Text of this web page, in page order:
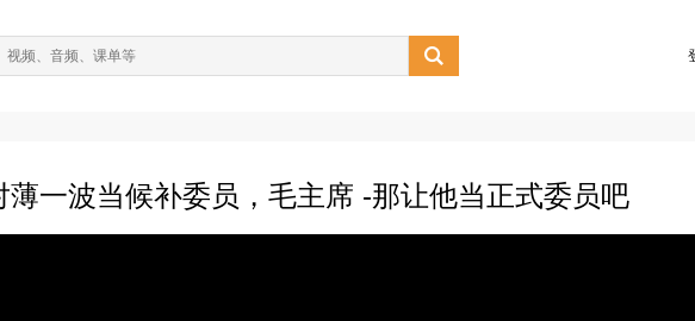

薄一波当候补委员，毛主席 -那让他当正式委员吧